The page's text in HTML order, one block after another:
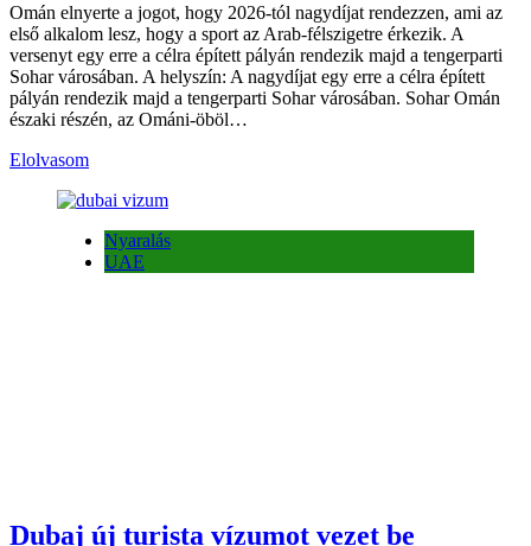
Omán elnyerte a jogot, hogy 2026-tól nagydíjat rendezzen, ami az
első alkalom lesz, hogy a sport az Arab-félszigetre érkezik. A
versenyt egy erre a célra épített pályán rendezik majd a tengerparti
Sohar városában. A helyszín: A nagydíjat egy erre a célra épített
pályán rendezik majd a tengerparti Sohar városában. Sohar Omán
északi részén, az Ománi-öböl…
Elolvasom
Nyaralás
UAE
Dubaj új turista vízumot vezet be